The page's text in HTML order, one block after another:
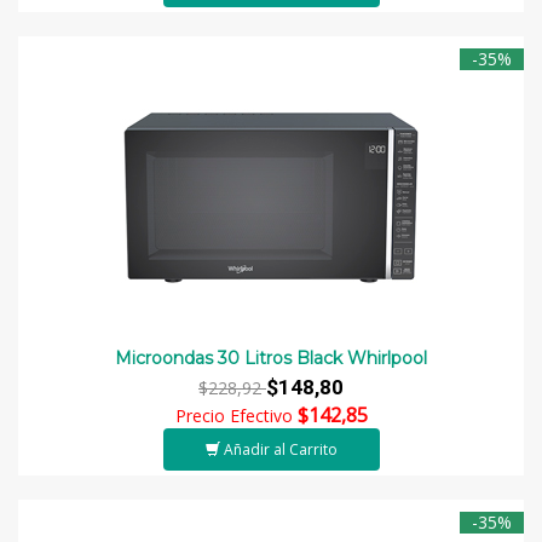
-35%
Microondas 30 Litros Black Whirlpool
$228,92$148,80
Precio Efectivo $142,85
Añadir al Carrito
-35%